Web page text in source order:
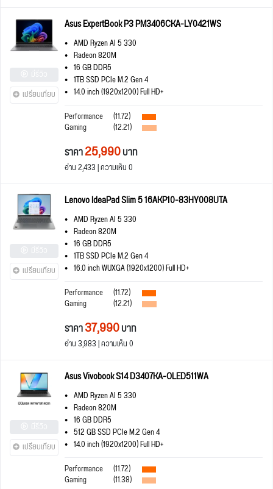
เปรียบเทียบ
Asus ExpertBook P3 PM3406CKA-LY0421WS
AMD Ryzen AI 5 330
Radeon 820M
16 GB DDR5
1TB SSD PCIe M.2 Gen 4
14.0 inch (1920x1200) Full HD+
Performance
(11.72)
Gaming (12.21)
ราคา25,990บาท
อ่าน 2,433 | ความเห็น 0
เปรียบเทียบ
Lenovo IdeaPad Slim 5 16AKP10-83HY008UTA
AMD Ryzen AI 5 330
Radeon 820M
16 GB DDR5
1TB SSD PCIe M.2 Gen 4
16.0 inch WUXGA (1920x1200) Full HD+
Performance
(11.72)
Gaming (12.21)
ราคา37,990บาท
อ่าน 3,983 | ความเห็น 0
เปรียบเทียบ
Asus Vivobook S14 D3407KA-OLED511WA
AMD Ryzen AI 5 330
Radeon 820M
16 GB DDR5
512 GB SSD PCIe M.2 Gen 4
14.0 inch (1920x1200) Full HD+
Performance
(11.72)
Gaming (11.38)